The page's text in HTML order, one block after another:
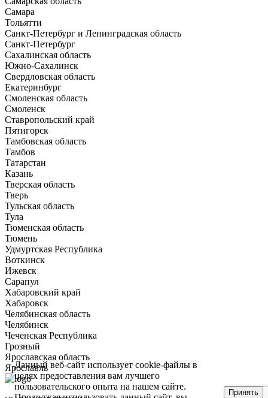
Самара
Тольятти
Санкт-Петербург и Ленинградская область
Санкт-Петербург
Сахалинская область
Южно-Сахалинск
Свердловская область
Екатеринбург
Смоленская область
Смоленск
Ставропольский край
Пятигорск
Тамбовская область
Тамбов
Татарстан
Казань
Тверская область
Тверь
Тульская область
Тула
Тюменская область
Тюмень
Удмуртская Республика
Воткинск
Ижевск
Сарапул
Хабаровский край
Хабаровск
Челябинская область
Челябинск
Чеченская Республика
Грозный
Ярославская область
Ярославль
Данный веб-сайт использует cookie-файлы в
целях предоставления вам лучшего
пользовательского опыта на нашем сайте.
Принять